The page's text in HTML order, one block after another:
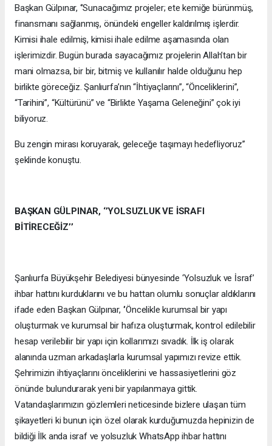
Başkan Gülpınar, ‘’Sunacağımız projeler; ete kemiğe bürünmüş,
finansmanı sağlanmış, önündeki engeller kaldırılmış işlerdir.
Kimisi ihale edilmiş, kimisi ihale edilme aşamasında olan
işlerimizdir. Bugün burada sayacağımız projelerin Allah’tan bir
mani olmazsa, bir bir, bitmiş ve kullanılır halde olduğunu hep
birlikte göreceğiz. Şanlıurfa’nın “İhtiyaçlarını”, “Önceliklerini”,
“Tarihini”, “Kültürünü” ve “Birlikte Yaşama Geleneğini” çok iyi
biliyoruz.
Bu zengin mirası koruyarak, geleceğe taşımayı hedefliyoruz’’
şeklinde konuştu.
BAŞKAN GÜLPINAR, ‘’YOLSUZLUK VE İSRAFI
BİTİRECEĞİZ’’
Şanlıurfa Büyükşehir Belediyesi bünyesinde ‘Yolsuzluk ve İsraf’
ihbar hattını kurduklarını ve bu hattan olumlu sonuçlar aldıklarını
ifade eden Başkan Gülpınar, ‘’Öncelikle kurumsal bir yapı
oluşturmak ve kurumsal bir hafıza oluşturmak, kontrol edilebilir
hesap verilebilir bir yapı için kollarımızı sıvadık. İlk iş olarak
alanında uzman arkadaşlarla kurumsal yapımızı revize ettik.
Şehrimizin ihtiyaçlarını önceliklerini ve hassasiyetlerini göz
önünde bulundurarak yeni bir yapılanmaya gittik.
Vatandaşlarımızın gözlemleri neticesinde bizlere ulaşan tüm
şikayetleri ki bunun için özel olarak kurduğumuzda hepinizin de
bildiği İlk anda israf ve yolsuzluk WhatsApp ihbar hattını